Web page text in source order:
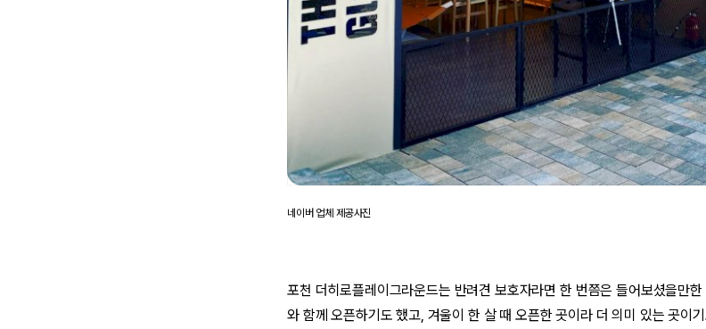
네이버 업체 제공사진
포천 더히로플레이그라운드는 반려견 보호자라면 한 번쯤은 들어보셨을만
와 함께 오픈하기도 했고, 겨울이 한 살 때 오픈한 곳이라 더 의미 있는 곳이